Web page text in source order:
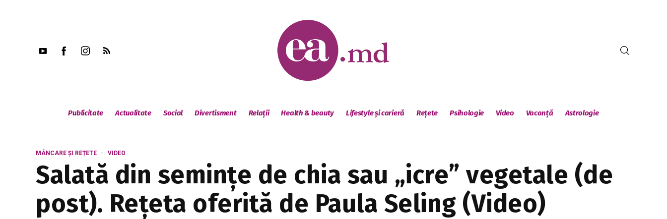
Publicitate Actualitate Social Divertisment Relații Health & beauty Lifestyle și carieră Rețete Psihologie Video Vacanță Astrologie
MÂNCARE ȘI REȚETE VIDEO
Salată din semințe de chia sau „icre” vegetale (de
post). Rețeta oferită de Paula Seling (Video)